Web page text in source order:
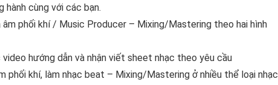
hành cùng với các bạn.
âm phối khí / Music Producer – Mixing/Mastering theo hai hình
hướng dẫn và nhận viết sheet nhạc theo yêu cầu
phối khí, làm nhạc beat – Mixing/Mastering ở nhiều thể loại nhạc